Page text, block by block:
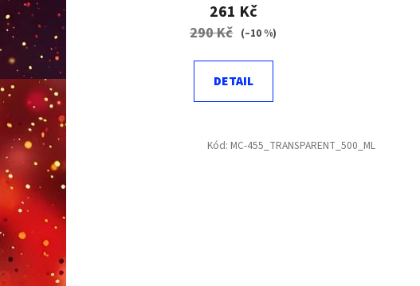
261 Kč
290 Kč (–10 %)
DETAIL
Kód: MC-455_TRANSPARENT_500_ML